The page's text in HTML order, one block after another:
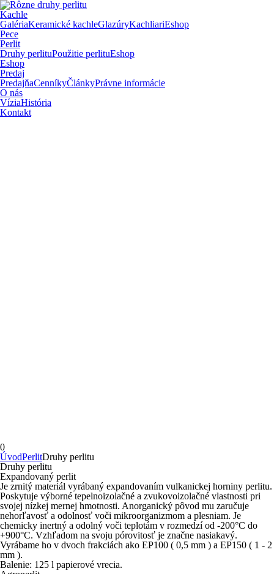
Kachle
GalériaKeramické kachleGlazúryKachliariEshop
Pece
Perlit
Druhy perlituPoužitie perlituEshop
Eshop
Predaj
PredajňaCenníkyČlánkyPrávne informácie
O nás
VíziaHistória
Kontakt
0
ÚvodPerlitDruhy perlitu
Druhy perlitu
Expandovaný perlit
Je zrnitý materiál vyrábaný expandovaním vulkanickej horniny perlitu.
Poskytuje výborné tepelnoizolačné a zvukovoizolačné vlastnosti pri
svojej nízkej mernej hmotnosti. Anorganický pôvod mu zaručuje
nehorľavosť a odolnosť voči mikroorganizmom a plesniam. Je
chemicky inertný a odolný voči teplotám v rozmedzí od -200°C do
+900°C. Vzhľadom na svoju pórovitosť je značne nasiakavý.
Vyrábame ho v dvoch frakciách ako EP100 ( 0,5 mm ) a EP150 ( 1 - 2
mm ).
Balenie: 125 l papierové vrecia.